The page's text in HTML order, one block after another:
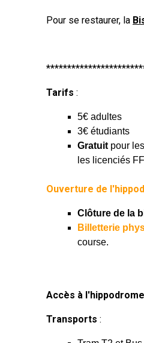
Pour se restaurer, la
Tarifs :
5€ adultes
3€ étudiants
Gratuit pour
les licenciés
Ouverture de
Clôture de la
Billetterie
course.
Accès à l'hippodrome
Transports :